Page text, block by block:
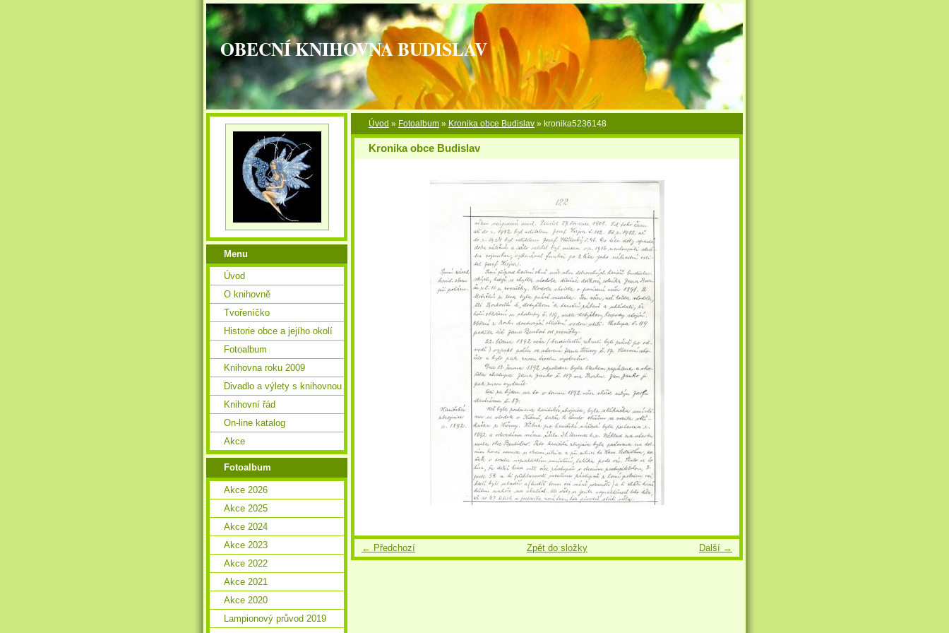
OBECNÍ KNIHOVNA BUDISLAV
Úvod » Fotoalbum » Kronika obce Budislav » kronika5236148
Kronika obce Budislav
← Předchozí Další →
Zpět do složky
Menu
Úvod
O knihovně
Tvořeníčko
Historie obce a jejího okolí
Fotoalbum
Knihovna roku 2009
Divadlo a výlety s knihovnou
Knihovní řád
On-line katalog
Akce
Fotoalbum
Akce 2026
Akce 2025
Akce 2024
Akce 2023
Akce 2022
Akce 2021
Akce 2020
Lampionový průvod 2019